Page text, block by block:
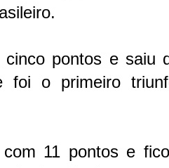
pontos e saiu
foi o primeiro
11 pontos e